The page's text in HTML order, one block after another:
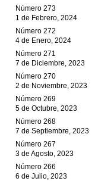
Número 273
1 de Febrero, 2024
Número 272
4 de Enero, 2024
Número 271
7 de Diciembre, 2023
Número 270
2 de Noviembre, 2023
Número 269
5 de Octubre, 2023
Número 268
7 de Septiembre, 2023
Número 267
3 de Agosto, 2023
Número 266
6 de Julio, 2023